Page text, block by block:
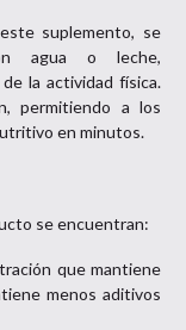
suplemento, se
agua o leche,
la actividad física.
permitiendo a los
en minutos.
se encuentran:
que mantiene
menos aditivos